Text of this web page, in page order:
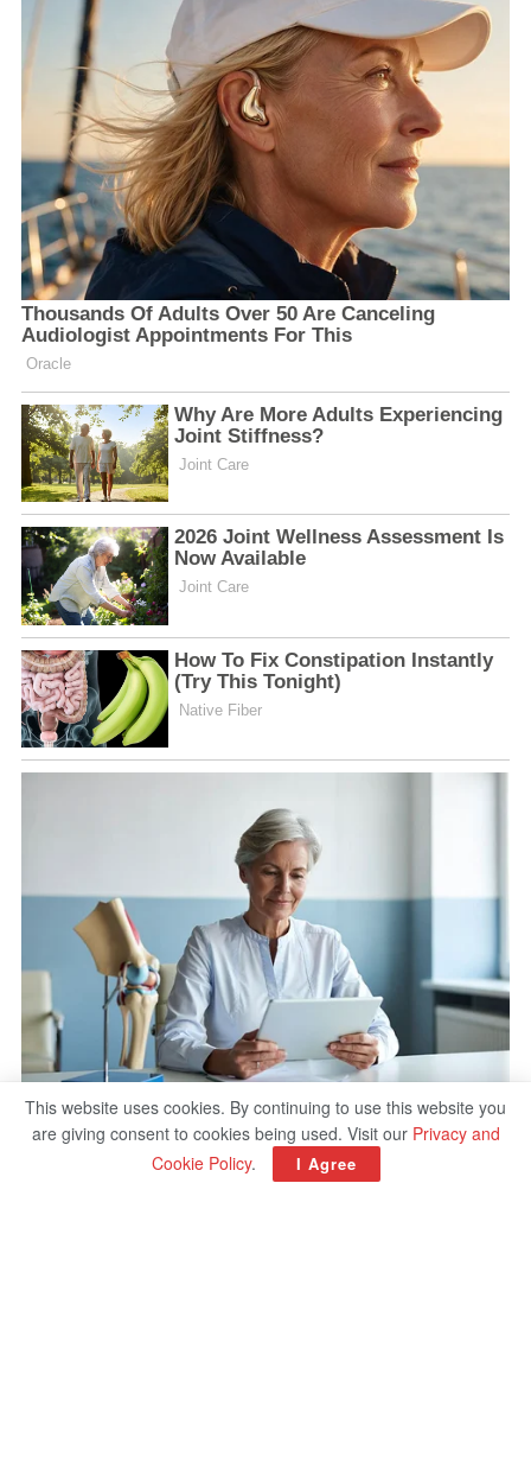
This website uses cookies. By continuing to use this website you
are giving consent to cookies being used. Visit our Privacy and
Cookie Policy. I Agree